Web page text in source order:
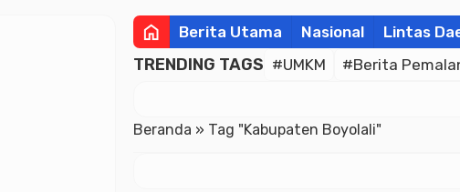
home Berita Utama Nasional Lintas
TRENDING TAGS #UMKM #Berita
Beranda » Tag "Kabupaten Boyolali"